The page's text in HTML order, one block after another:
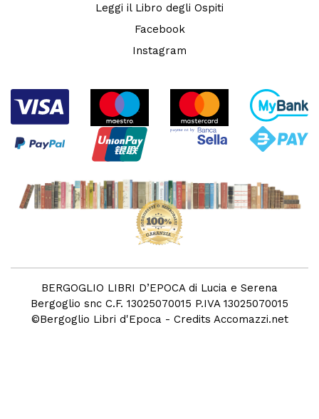
Leggi il Libro degli Ospiti
Facebook
Instagram
BERGOGLIO LIBRI D’EPOCA di Lucia e Serena
Bergoglio snc C.F. 13025070015 P.IVA 13025070015
©Bergoglio Libri d'Epoca - Credits Accomazzi.net